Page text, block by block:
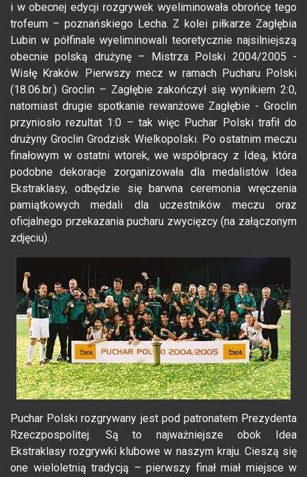
i w obecnej edycji rozgrywek wyeliminowała obrońcę tego
trofeum – poznańskiego Lecha. Z kolei piłkarze Zagłębia
Lubin w półfinale wyeliminowali teoretycznie najsilniejszą
obecnie polską drużynę – Mistrza Polski 2004/2005 -
Wisłę Kraków. Pierwszy mecz w ramach Pucharu Polski
(18.06.br.) Groclin – Zagłębie zakończył się wynikiem 2:0,
natomiast drugie spotkanie rewanżowe Zagłębie - Groclin
przyniosło rezultat 1:0 – tak więc Puchar Polski trafił do
drużyny Groclin Grodzisk Wielkopolski. Po ostatnim meczu
finałowym w ostatni wtorek, we współpracy z Ideą, która
podobne dekoracje zorganizowała dla medalistów Idea
Ekstraklasy, odbędzie się barwna ceremonia wręczenia
pamiątkowych medali dla uczestników meczu oraz
oficjalnego przekazania pucharu zwycięzcy (na załączonym
zdjęciu).
Puchar Polski rozgrywany jest pod patronatem Prezydenta
Rzeczpospolitej. Są to najważniejsze obok Idea
Ekstraklasy rozgrywki klubowe w naszym kraju. Cieszą się
one wieloletnią tradycją – pierwszy finał miał miejsce w